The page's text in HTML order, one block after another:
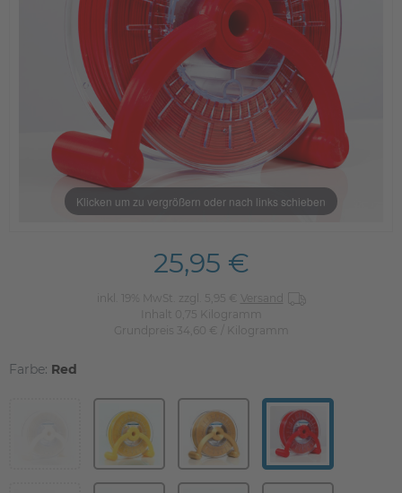
Klicken um zu vergrößern oder nach links schieben
25,95 €
inkl. 19% MwSt. zzgl. 5,95 €
Versand
Inhalt
Kilogramm
34,60 € / Kilogramm
Farbe: Red